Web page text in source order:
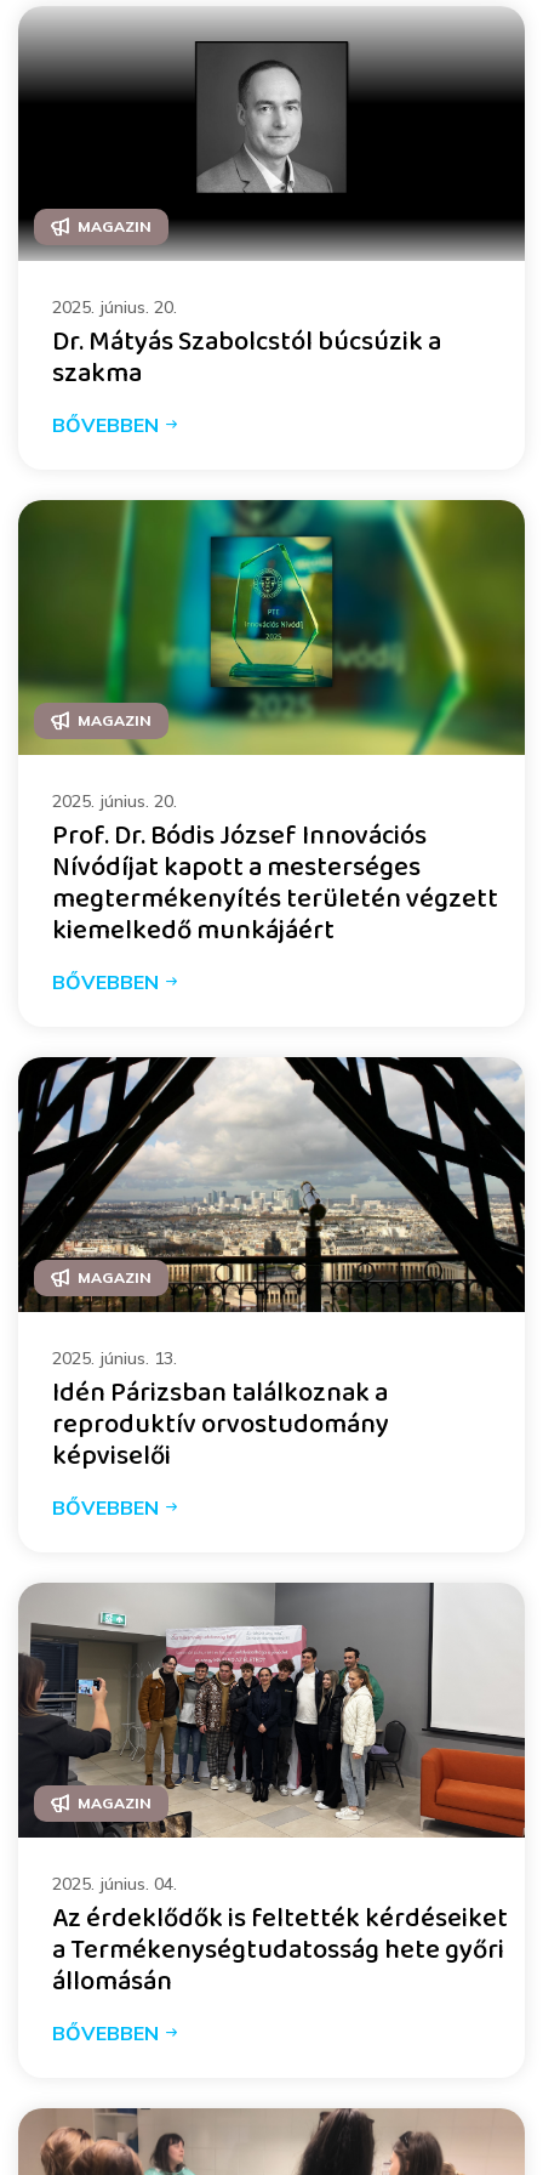
MAGAZIN
2025. június. 20.
Dr. Mátyás Szabolcstól búcsúzik a
szakma
BŐVEBBEN
MAGAZIN
2025. június. 20.
Prof. Dr. Bódis József Innovációs
Nívódíjat kapott a mesterséges
megtermékenyítés területén végzett
kiemelkedő munkájáért
BŐVEBBEN
MAGAZIN
2025. június. 13.
Idén Párizsban találkoznak a
reproduktív orvostudomány
képviselői
BŐVEBBEN
MAGAZIN
2025. június. 04.
Az érdeklődők is feltették kérdéseiket
a Termékenységtudatosság hete győri
állomásán
BŐVEBBEN